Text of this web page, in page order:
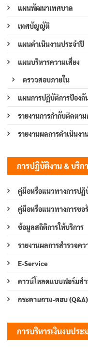
แผนพัฒนาเทศบาล
เทศบัญญัติ
แผนดำเนินงานประจำปี
แผนบริหารความเสี่ยง
ตรวจสอบภายใน
แผนการปฏิบัติการป้องกั
รายงานการกำกับติดตา
รายงานผลการดำเนินงา
การปฏิบัติงาน & บริก
คู่มือหรือแนวทางการปฏิ
คู่มือหรือแนวทางการขอ
ข้อมูลสถิติการให้บริการ
รายงานผลการสำรวจค
E-Service
ดาวน์โหลดแบบฟอร์มส
กระดานถาม-ตอบ (Q&A)
การบริหารเงินงบปร